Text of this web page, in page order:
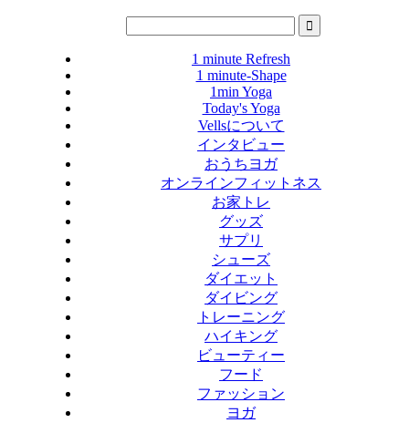
1 minute Refresh
1 minute-Shape
1min Yoga
Today's Yoga
Vellsについて
インタビュー
おうちヨガ
オンラインフィットネス
お家トレ
グッズ
サプリ
シューズ
ダイエット
ダイビング
トレーニング
ハイキング
ビューティー
フード
ファッション
ヨガ